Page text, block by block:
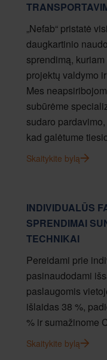
„Nefab“ pristatė
daugkartinio
sprendimą,
projektų valdymo
Mes
subūrėme
sudaro
kad galėtume
Skaitykite bylą
INDIVIDUALŪS
SPRENDIMAI
TECHNIKAI
Pereidami prie
pasinaudodami
paslaugomis
išlaidas 38 %,
% ir sumažinome
Skaitykite bylą